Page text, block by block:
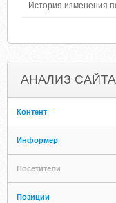
История изменения
АНАЛИЗ САЙТА
Контент
Информер
Посетители
Позиции